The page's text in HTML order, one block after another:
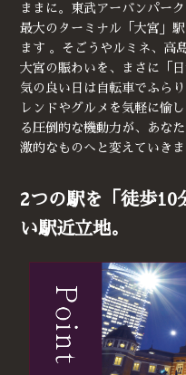
ままに。東武アーバンパー
最大のターミナル「大宮」
ます 。そごうやルミネ、高
大宮の賑わいを、まさに「
気の良い日は自転車でふら
レンドやグルメを気軽に愉
る圧倒的な機動力が、あな
激的なものへと変えていきま
2つの駅を「徒歩10
い駅近立地。